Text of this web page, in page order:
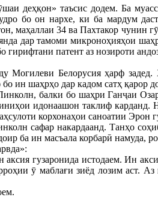
деҳқон» таъсис додем. Ба
бо он нархе, ки ба мардум
маҳаллаи 34 ва Пахтакор чунин
дар тамоми микроноҳияҳои
патент аз нозироти
Могилеви Белорусия ҳарф
ин шаҳрҳо дар кадом сатҳ қарор
балки бо шаҳри Ганҷаи
идонаашон таклиф карданд.
корхонаҳои саноатии Эрон
сафар накардаанд. Танҳо
ба ин масъала корбарӣ намуда,
гузаронида истодаем. Ин
ӯ маблағи зиёд лозим аст.